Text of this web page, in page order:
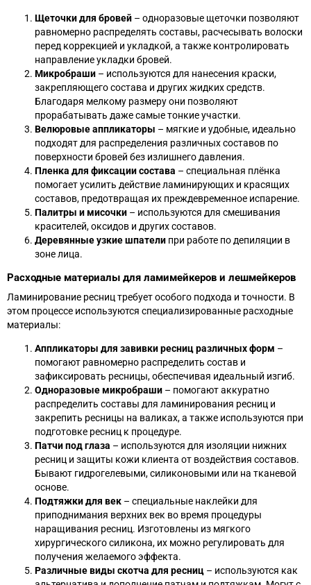
Щеточки для бровей – одноразовые щеточки позволяют
равномерно распределять составы, расчесывать волоски
перед коррекцией и укладкой, а также контролировать
направление укладки бровей.
Микробраши – используются для нанесения краски,
закрепляющего состава и других жидких средств.
Благодаря мелкому размеру они позволяют
прорабатывать даже самые тонкие участки.
Велюровые аппликаторы – мягкие и удобные, идеально
подходят для распределения различных составов по
поверхности бровей без излишнего давления.
Пленка для фиксации состава – специальная плёнка
помогает усилить действие ламинирующих и красящих
составов, предотвращая их преждевременное испарение.
Палитры и мисочки – используются для смешивания
красителей, оксидов и других составов.
Деревянные узкие шпатели при работе по депиляции в
зоне лица.
Расходные материалы для ламимейкеров и лешмейкеров
Ламинирование ресниц требует особого подхода и точности. В
этом процессе используются специализированные расходные
материалы:
Аппликаторы для завивки ресниц различных форм –
помогают равномерно распределить состав и
зафиксировать ресницы, обеспечивая идеальный изгиб.
Одноразовые микробраши – помогают аккуратно
распределить составы для ламинирования ресниц и
закрепить ресницы на валиках, а также используются при
подготовке ресниц к процедуре.
Патчи под глаза – используются для изоляции нижних
ресниц и защиты кожи клиента от воздействия составов.
Бывают гидрогелевыми, силиконовыми или на тканевой
основе.
Подтяжки для век – специальные наклейки для
приподнимания верхних век во время процедуры
наращивания ресниц. Изготовлены из мягкого
хирургического силикона, их можно регулировать для
получения желаемого эффекта.
Различные виды скотча для ресниц – используются как